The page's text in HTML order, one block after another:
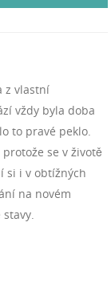
z vlastní
vždy byla doba
to pravé peklo.
se v životě
si i v obtížných
na novém